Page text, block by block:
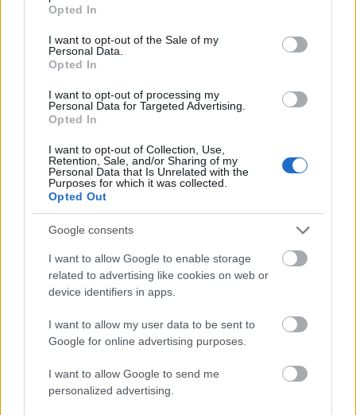
use your data for below specified purposes in below Google
consent section.
Opted In
I want to opt-out of the Sale of my
Personal Data.
Opted In
I want to opt-out of processing my
Personal Data for Targeted Advertising.
Opted In
I want to opt-out of Collection, Use,
Retention, Sale, and/or Sharing of my
Personal Data that Is Unrelated with the
Purposes for which it was collected.
Opted Out
Google consents
I want to allow Google to enable storage
related to advertising like cookies on web or
device identifiers in apps.
I want to allow my user data to be sent to
Google for online advertising purposes.
I want to allow Google to send me
personalized advertising.
Hollandiát megrengető merényletek
Határátkelő•2021. július 11.
Alaposan felkavarta a holland (és az európai)
közvéleményt az a támadás, amit a napokban
követtek el Peter R. de Vries holland oknyomozó
újságíró ellen. Gyilkosságok persze Hollandiában is
történnek (mint mindenhol), tavaly például 115 eset
fordult elő.